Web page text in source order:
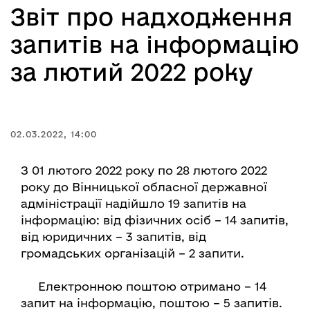
Звіт про надходження
запитів на інформацію
за лютий 2022 року
02.03.2022, 14:00
З 01 лютого 2022 року по 28 лютого 2022
року до Вінницької обласної державної
адміністрації надійшло 19 запитів на
інформацію: від фізичних осіб – 14 запитів,
від юридичних – 3 запитів, від
громадських організацій – 2 запити.
Електронною поштою отримано – 14
запит на інформацію, поштою – 5 запитів.